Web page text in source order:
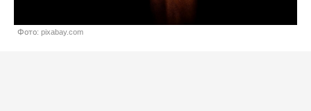
Фото: pixabay.com